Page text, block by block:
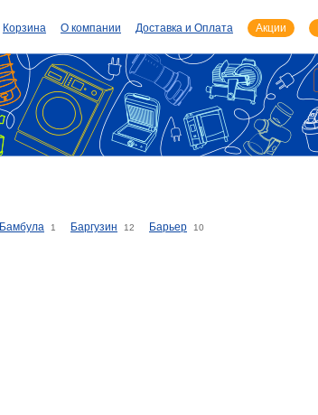
Бамбула 1 Баргузин 12 Барьер 10
Корзина О компании Доставка и Оплата Акции